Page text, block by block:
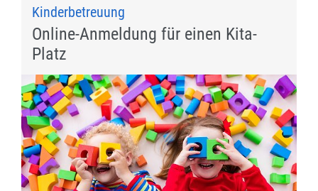
Kinderbetreuung
Online-Anmeldung für einen Kita-
Platz